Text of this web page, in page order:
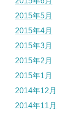
2015年5月
2015年4月
2015年3月
2015年2月
2015年1月
2014年12月
2014年11月